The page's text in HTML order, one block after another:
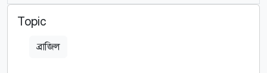
Topic
ব্রাজিল